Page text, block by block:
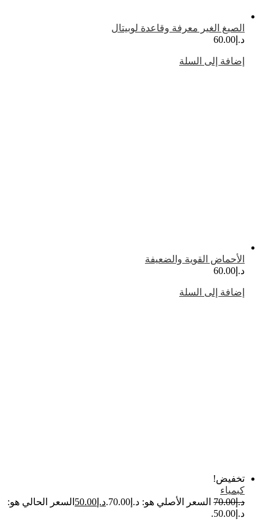
الغير معرفة وقاعدة لوبيتال
إلى السلة
القوية والضعيفة
إلى السلة
السعر الأصلي هو: د.إ70.00. د.إ50.00السعر الحالي هو: